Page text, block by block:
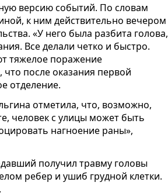
версию событий. По словам
к ним действительно вечером
«У него была разбита голова,
Все делали четко и быстро.
тяжелое поражение
после оказания первой
отделение.
отметила, что, возможно,
человек с улицы может быть
нагноение раны»,
получил травму головы
ребер и ушиб грудной клетки.